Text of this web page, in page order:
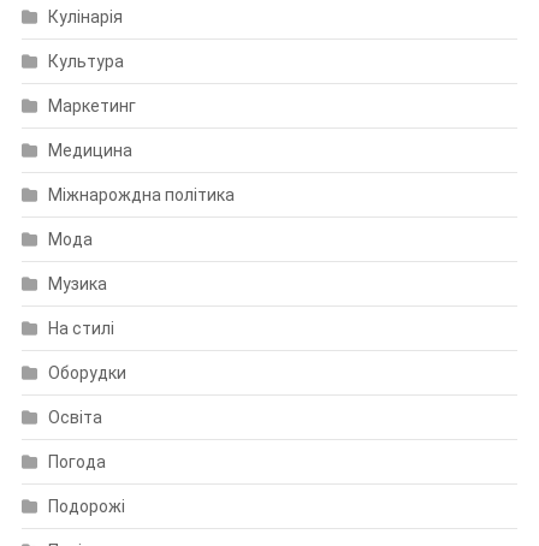
Кулінарія
Культура
Маркетинг
Медицина
Міжнарождна політика
Мода
Музика
На стилі
Оборудки
Освіта
Погода
Подорожі